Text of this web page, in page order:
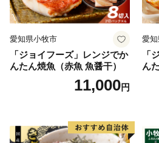
愛知県小牧市
「ジョイフーズ」レンジでか
んたん焼魚（赤魚 魚醤干）
11,000円
愛
「
ん